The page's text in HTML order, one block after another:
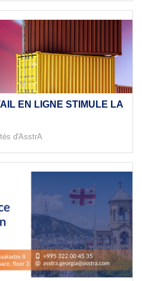
EN LIGNE STIMULE LA
d'AsstrA